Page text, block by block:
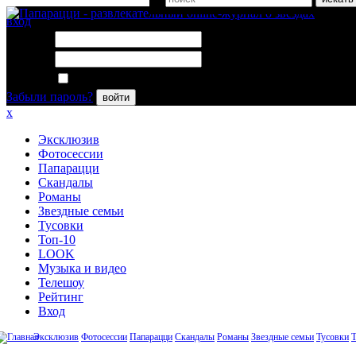
вход
Забыли пароль?
войти
x
Эксклюзив
Фотосессии
Папарацци
Скандалы
Романы
Звездные семьи
Тусовки
Топ-10
LOOK
Музыка и видео
Телешоу
Рейтинг
Вход
Эксклюзив Фотосессии Папарацци Скандалы Романы Звездные семьи Тусовки